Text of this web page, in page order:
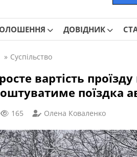
ДОВІДНИК
» Суспільство
вартість
поїздка
165 Олена Коваленко